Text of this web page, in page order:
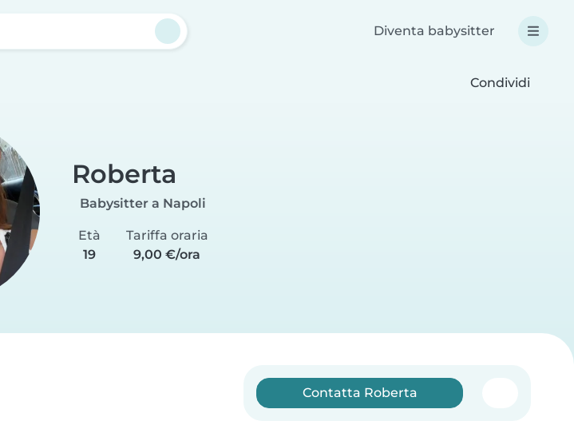
Diventa babysitter
Condividi
Roberta
Babysitter a Napoli
Età
19
Tariffa oraria
9,00 €/ora
Contatta Roberta